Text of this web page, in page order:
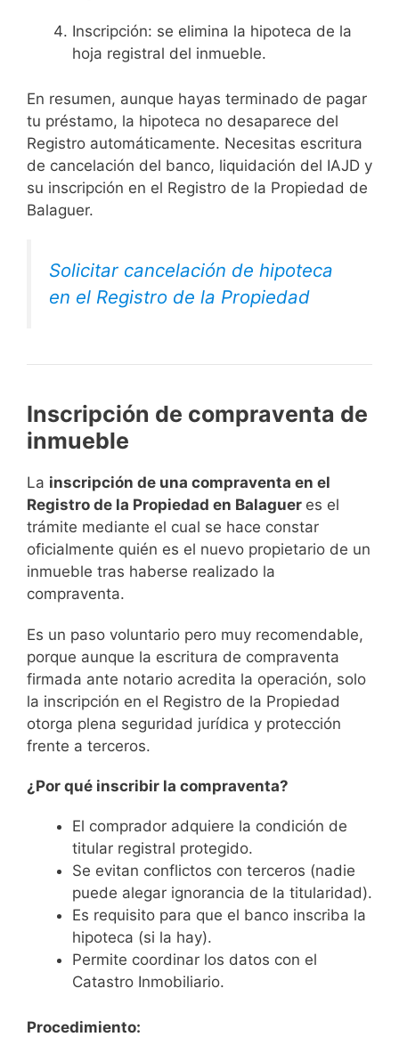
Inscripción: se elimina la hipoteca de la
hoja registral del inmueble.
En resumen, aunque hayas terminado de pagar
tu préstamo, la hipoteca no desaparece del
Registro automáticamente. Necesitas escritura
de cancelación del banco, liquidación del IAJD y
su inscripción en el Registro de la Propiedad de
Balaguer.
Solicitar cancelación de hipoteca
en el Registro de la Propiedad
Inscripción de compraventa de
inmueble
La inscripción de una compraventa en el
Registro de la Propiedad en Balaguer es el
trámite mediante el cual se hace constar
oficialmente quién es el nuevo propietario de un
inmueble tras haberse realizado la
compraventa.
Es un paso voluntario pero muy recomendable,
porque aunque la escritura de compraventa
firmada ante notario acredita la operación, solo
la inscripción en el Registro de la Propiedad
otorga plena seguridad jurídica y protección
frente a terceros.
¿Por qué inscribir la compraventa?
El comprador adquiere la condición de
titular registral protegido.
Se evitan conflictos con terceros (nadie
puede alegar ignorancia de la titularidad).
Es requisito para que el banco inscriba la
hipoteca (si la hay).
Permite coordinar los datos con el
Catastro Inmobiliario.
Procedimiento: